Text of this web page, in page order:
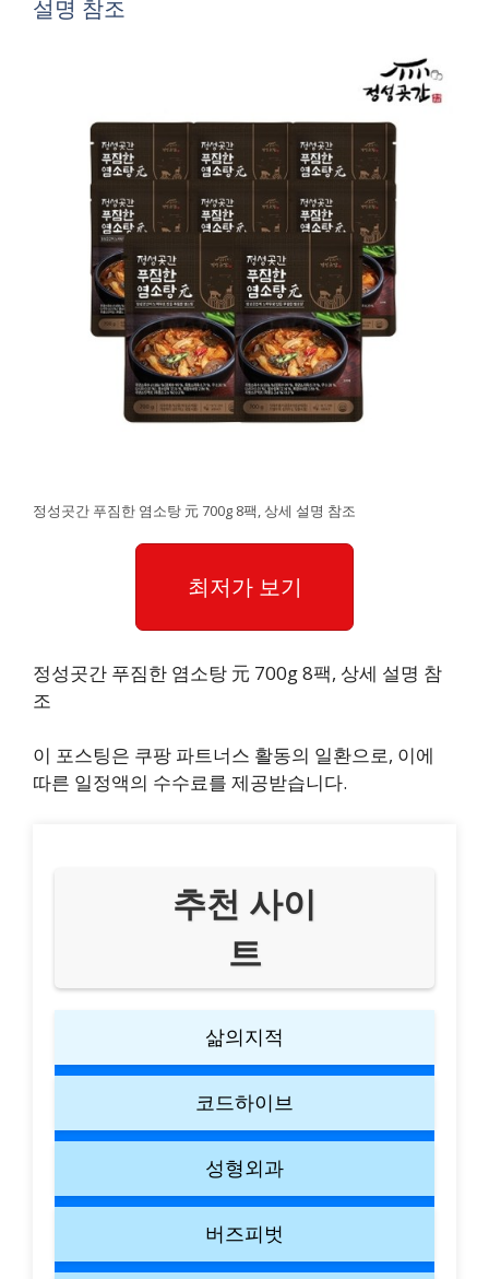
설명 참조
정성곳간 푸짐한 염소탕 元 700g 8팩, 상세 설명 참조
최저가 보기
정성곳간 푸짐한 염소탕 元 700g 8팩, 상세 설명 참
조
이 포스팅은 쿠팡 파트너스 활동의 일환으로, 이에
따른 일정액의 수수료를 제공받습니다.
추천 사이
트
삶의지적
코드하이브
성형외과
버즈피벗